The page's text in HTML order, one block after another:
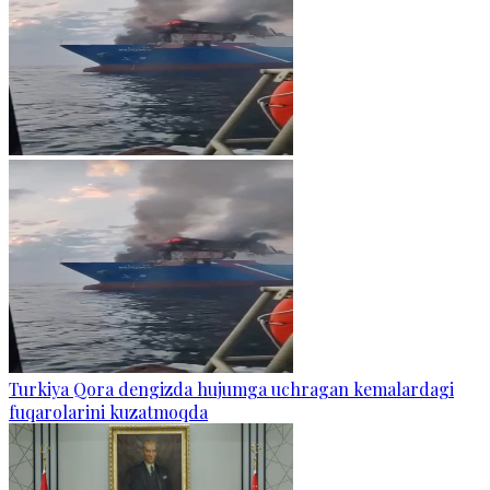
Turkiya Qora dengizda hujumga uchragan kemalardagi
fuqarolarini kuzatmoqda